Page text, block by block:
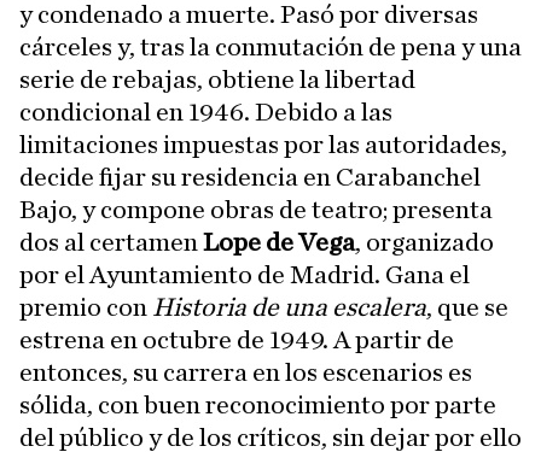
y condenado a muerte. Pasó por diversas
cárceles y, tras la conmutación de pena y una
serie de rebajas, obtiene la libertad
condicional en 1946. Debido a las
limitaciones impuestas por las autoridades,
decide fijar su residencia en Carabanchel
Bajo, y compone obras de teatro; presenta
dos al certamen Lope de Vega, organizado
por el Ayuntamiento de Madrid. Gana el
premio con Historia de una escalera, que se
estrena en octubre de 1949. A partir de
entonces, su carrera en los escenarios es
sólida, con buen reconocimiento por parte
del público y de los críticos, sin dejar por ello